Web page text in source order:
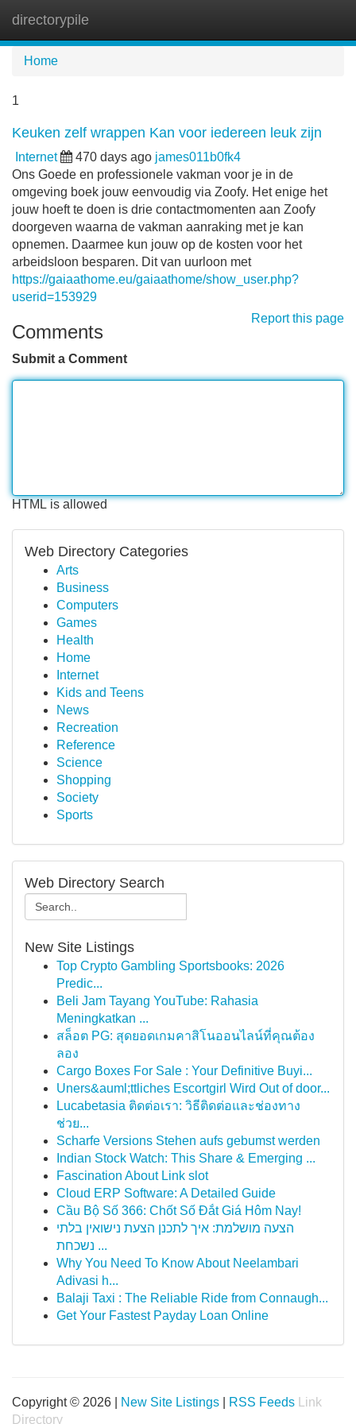
directorypile
Home
1
Keuken zelf wrappen Kan voor iedereen leuk zijn
Internet 470 days ago james011b0fk4
Ons Goede en professionele vakman voor je in de
omgeving boek jouw eenvoudig via Zoofy. Het enige het
jouw hoeft te doen is drie contactmomenten aan Zoofy
doorgeven waarna de vakman aanraking met je kan
opnemen. Daarmee kun jouw op de kosten voor het
arbeidsloon besparen. Dit van uurloon met
https://gaiaathome.eu/gaiaathome/show_user.php?
userid=153929
Report this page
Comments
Submit a Comment
HTML is allowed
Web Directory Categories
Arts
Business
Computers
Games
Health
Home
Internet
Kids and Teens
News
Recreation
Reference
Science
Shopping
Society
Sports
Web Directory Search
New Site Listings
Top Crypto Gambling Sportsbooks: 2026
Predic...
Beli Jam Tayang YouTube: Rahasia
Meningkatkan ...
สล็อต PG: สุดยอดเกมคาสิโนออนไลน์ที่คุณต้อง
ลอง
Cargo Boxes For Sale : Your Definitive Buyi...
Uners&auml;ttliches Escortgirl Wird Out of door...
Lucabetasia ติดต่อเรา: วิธีติดต่อและช่องทาง
ช่วย...
Scharfe Versions Stehen aufs gebumst werden
Indian Stock Watch: This Share & Emerging ...
Fascination About Link slot
Cloud ERP Software: A Detailed Guide
Cầu Bộ Số 366: Chốt Số Đắt Giá Hôm Nay!
הצעה מושלמת: איך לתכנן הצעת נישואין בלתי
נשכחת ...
Why You Need To Know About Neelambari
Adivasi h...
Balaji Taxi : The Reliable Ride from Connaugh...
Get Your Fastest Payday Loan Online
Copyright © 2026 | New Site Listings RSS Feeds
Link
Directory